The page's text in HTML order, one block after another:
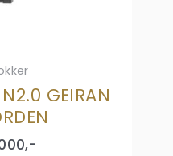
GEIRAN
,-